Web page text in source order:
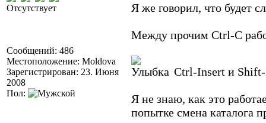
Отсутствует
Сообщений: 486
Местоположение: Moldova
Зарегистрирован: 23. Июня
2008
Пол:
Я же говорил, что будет
Между прочим Ctrl-C
Ctrl-Insert и
Я не знаю, как это
попытке смена каталога